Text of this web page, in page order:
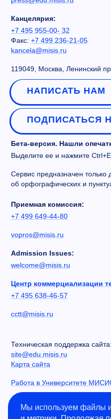
Канцелярия:
+7 495 955-00- 32
Факс: +7 499 236-21-05
kancela@misis.ru
119049, Москва, Ленинский
НАПИСАТЬ НАМ
ПОДПИСАТЬСЯ
Бета-версия. Нашли
Выделите ее и нажмите
Сервис предназначен только
об орфографических и
Приемная комиссия:
+7 499 649-44-80
vopros@misis.ru
Admission Issues:
welcome@misis.ru
Центр коммерциализации
+7 495 638-46-57
cctt@misis.ru
Техническая поддержка сайта:
site@edu.misis.ru
Карта сайта
Работа в Университете
Сведения об образовательной
Мы используем файлы